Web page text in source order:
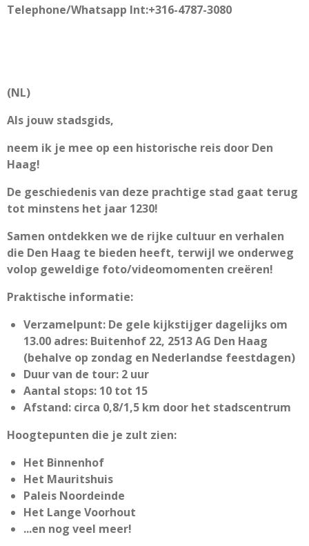
Telephone/Whatsapp Int:+316-4787-3080
(NL)
Als jouw stadsgids,
neem ik je mee op een historische reis door Den
Haag!
De geschiedenis van deze prachtige stad gaat terug
tot minstens het jaar 1230!
Samen ontdekken we de rijke cultuur en verhalen
die Den Haag te bieden heeft, terwijl we onderweg
volop geweldige foto/videomomenten creëren!
Praktische informatie:
Verzamelpunt: De gele kijkstijger dagelijks om
13.00 adres: Buitenhof 22, 2513 AG Den Haag
(behalve op zondag en Nederlandse feestdagen)
Duur van de tour: 2 uur
Aantal stops: 10 tot 15
Afstand: circa 0,8/1,5 km door het stadscentrum
Hoogtepunten die je zult zien:
Het Binnenhof
Het Mauritshuis
Paleis Noordeinde
Het Lange Voorhout
...en nog veel meer!